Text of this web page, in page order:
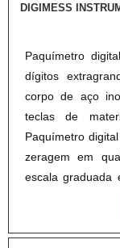
DIGIMESS
Paquímetro
dígitos
corpo de aço
teclas de
Paquímetro
zeragem em
escala graduada
medição,